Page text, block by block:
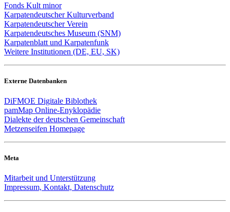
Fonds Kult minor
Karpatendeutscher Kulturverband
Karpatendeutscher Verein
Karpatendeutsches Museum (SNM)
Karpatenblatt und Karpatenfunk
Weitere Institutionen (DE, EU, SK)
Externe Datenbanken
DiFMOE Digitale Biblothek
pamMap Online-Enyklopädie
Dialekte der deutschen Gemeinschaft
Metzenseifen Homepage
Meta
Mitarbeit und Unterstützung
Impressum, Kontakt, Datenschutz